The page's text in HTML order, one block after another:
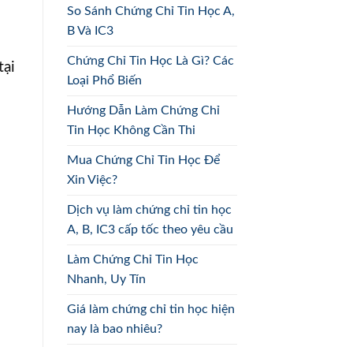
So Sánh Chứng Chỉ Tin Học A,
B Và IC3
Chứng Chỉ Tin Học Là Gì? Các
Loại Phổ Biến
Hướng Dẫn Làm Chứng Chỉ
Tin Học Không Cần Thi
Mua Chứng Chỉ Tin Học Để
Xin Việc?
Dịch vụ làm chứng chỉ tin học
A, B, IC3 cấp tốc theo yêu cầu
Làm Chứng Chỉ Tin Học
Nhanh, Uy Tín
Giá làm chứng chỉ tin học hiện
nay là bao nhiêu?